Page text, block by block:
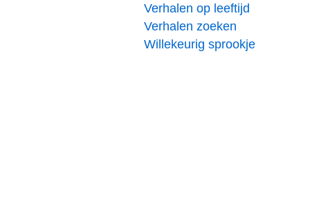
Verhalen op leeftijd
Verhalen zoeken
Willekeurig sprookje